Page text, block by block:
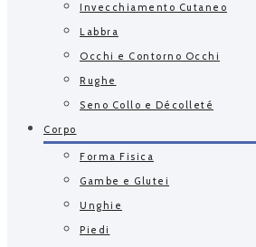
Invecchiamento Cutaneo
Labbra
Occhi e Contorno Occhi
Rughe
Seno Collo e Décolleté
Corpo
Forma Fisica
Gambe e Glutei
Unghie
Piedi